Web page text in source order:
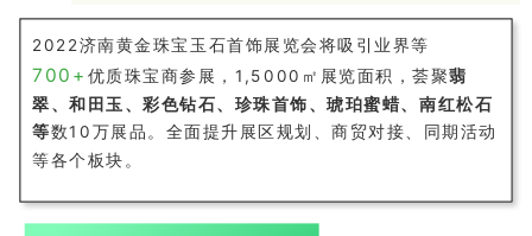
2022济南黄金珠宝玉石首饰展览会将吸引业界等
700+ 优质珠宝商参展，1,5000㎡展览面积，荟聚翡
翠、和田玉、彩色钻石、珍珠首饰、琥珀蜜蜡、南红松石
等数10万展品。全面提升展区规划、商贸对接、同期活动
等各个板块。